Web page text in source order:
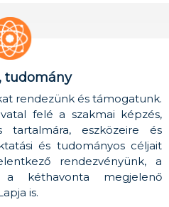
tudomány
rendezünk és támogatunk.
felé a szakmai képzés,
tartalmára, eszközeire és
és tudományos céljait
rendezvényünk, a
a kéthavonta megjelenő
is.